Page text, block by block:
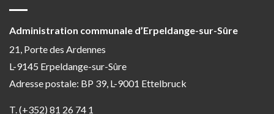
Administration communale d’Erpeldange-sur-Sûre
21, Porte des Ardennes
L-9145 Erpeldange-sur-Sûre
Adresse postale: BP 39, L-9001 Ettelbruck
T. (+352) 81 26 74 1